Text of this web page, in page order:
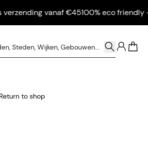
vanaf €45100% eco friendly -
Return to shop